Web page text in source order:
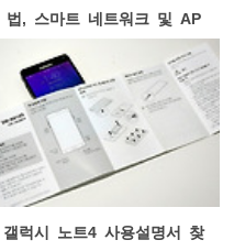
법, 스마트 네트워크 및 AP
갤럭시 노트4 사용설명서 찾